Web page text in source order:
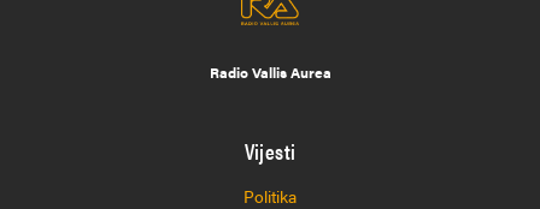
Radio Vallis Aurea
Vijesti
Politika